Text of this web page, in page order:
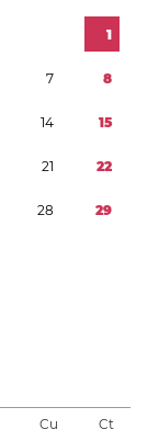
1
7 8
14 15
21 22
28 29
Cu Ct